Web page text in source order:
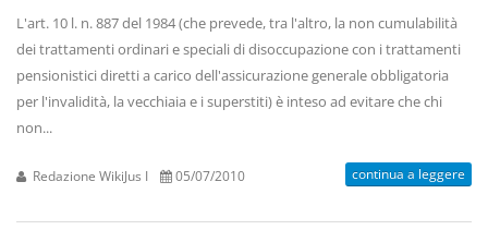
L'art. 10 l. n. 887 del 1984 (che prevede, tra l'altro, la non cumulabilità
dei trattamenti ordinari e speciali di disoccupazione con i trattamenti
pensionistici diretti a carico dell'assicurazione generale obbligatoria
per l'invalidità, la vecchiaia e i superstiti) è inteso ad evitare che chi
non...
Redazione WikiJus I 05/07/2010 continua a leggere